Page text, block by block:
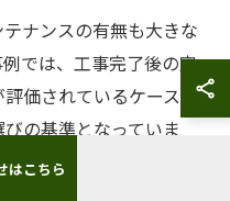
ナンスの有無も大きな
では、工事完了後の定
価されているケースが
の基準となっていま
のサポート体制を重視
はこちら